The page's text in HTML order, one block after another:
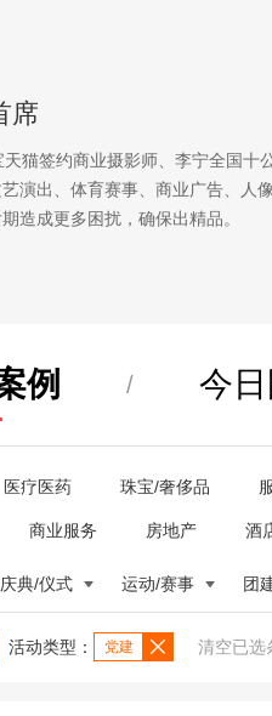
席
猫签约商业摄影师、李宁全国十
演出、体育赛事、商业广告、人
造成更多困扰，确保出精品。
例 / 今
医疗医药 珠宝/奢侈品
商业服务 房地产 酒
庆典/仪式 运动/赛事 团
活动类型： 党建 清空已选